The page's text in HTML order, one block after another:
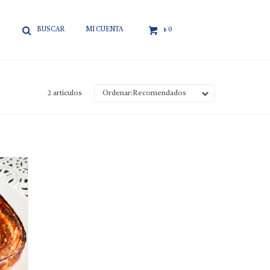
$ 0
2 artículos Recomendados